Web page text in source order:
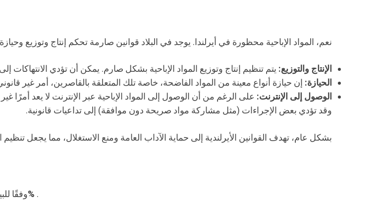
نعم، المواد الإباحية محظورة في أيرلندا. يوجد في البلاد قوانين صارمة تحكم إنتاج وتوزيع وحيازة
الإنتاج والتوزيع: يتم تنظيم إنتاج وتوزيع المواد الإباحية بشكل صارم. يمكن أن تؤدي الانتهاكات
الحيازة: إن حيازة أنواع معينة من المواد الفاضحة، خاصة تلك المتعلقة بالقاصرين، أمر غير
الوصول إلى الإنترنت: على الرغم من أن الوصول إلى المواد الإباحية عبر الإنترنت لا يعد
وقد تؤدي بعض الإجراءات (مثل مشاركة مواد صريحة دون موافقة) إلى تداعيات قانونية.
بشكل عام، تهدف القوانين الأيرلندية إلى حماية الآداب العامة ومنع الاستغلال، مما يجعل
وفقًا93% .